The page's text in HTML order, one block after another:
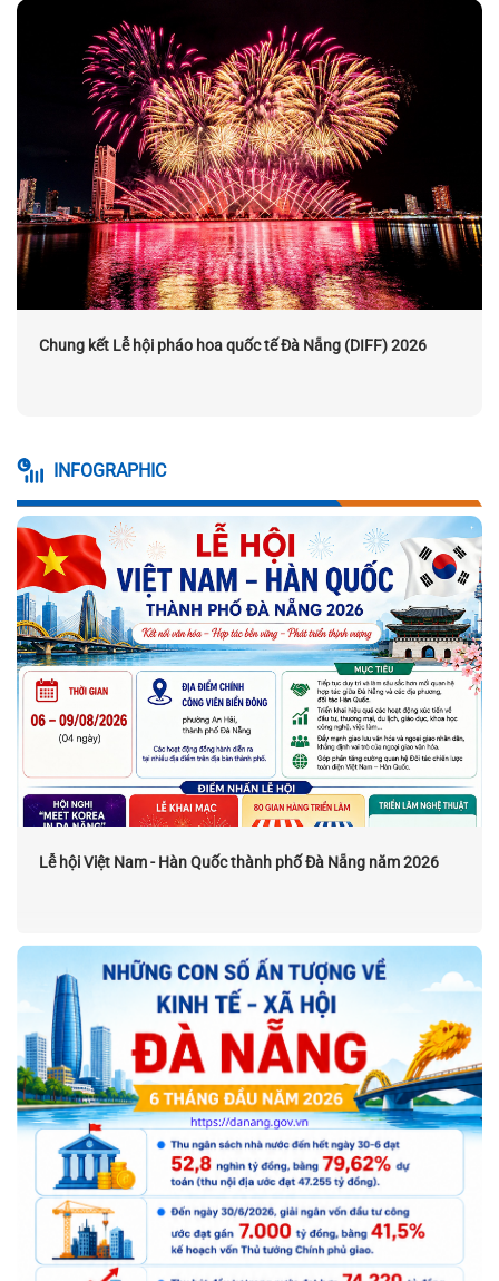
Chung kết Lễ hội pháo hoa quốc tế Đà Nẵng (DIFF) 2026
INFOGRAPHIC
Lễ hội Việt Nam - Hàn Quốc thành phố Đà Nẵng năm 2026